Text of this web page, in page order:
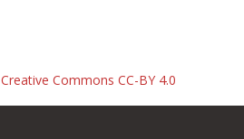
Creative Commons CC-BY 4.0